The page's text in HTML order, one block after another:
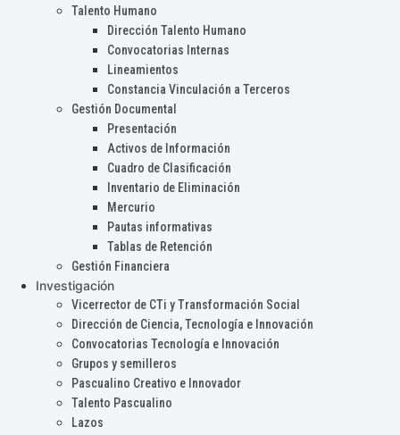
Talento Humano
Dirección Talento Humano
Convocatorias Internas
Lineamientos
Constancia Vinculación a Terceros
Gestión Documental
Presentación
Activos de Información
Cuadro de Clasificación
Inventario de Eliminación
Mercurio
Pautas informativas
Tablas de Retención
Gestión Financiera
Investigación
Vicerrector de CTi y Transformación Social
Dirección de Ciencia, Tecnología e Innovación
Convocatorias Tecnología e Innovación
Grupos y semilleros
Pascualino Creativo e Innovador
Talento Pascualino
Lazos